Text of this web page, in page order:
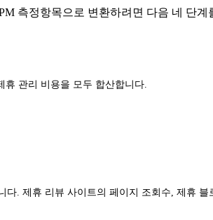
측정항목으로 변환하려면 다음 네 단계
휴 관리 비용을 모두 합산합니다.
. 제휴 리뷰 사이트의 페이지 조회수, 제휴